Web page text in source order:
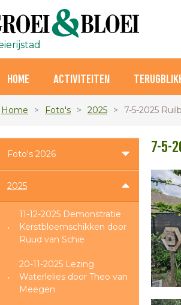
HOME ACTIVITEITEN
Home Foto's 2025 7-5-2025
Foto's 2026
2025
11-12-2025 Demonstratie
Kerstbloemschikken door
Ruud van Schie
20-11-2025 Lezing
Waterlelies door Theo van
Meegen
7-5-